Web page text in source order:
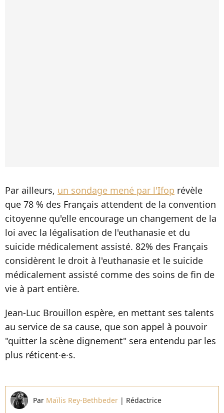
Par ailleurs, un sondage mené par l'Ifop révèle
que 78 % des Français attendent de la convention
citoyenne qu'elle encourage un changement de la
loi avec la légalisation de l'euthanasie et du
suicide médicalement assisté. 82% des Français
considèrent le droit à l'euthanasie et le suicide
médicalement assisté comme des soins de fin de
vie à part entière.
Jean-Luc Brouillon espère, en mettant ses talents
au service de sa cause, que son appel à pouvoir
"quitter la scène dignement" sera entendu par les
plus réticent·e·s.
Par Maïlis Rey-Bethbeder | Rédactrice